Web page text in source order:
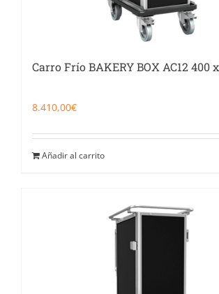
Carro Frío BAKERY BOX AC12 400
8.410,00€
Añadir al carrito